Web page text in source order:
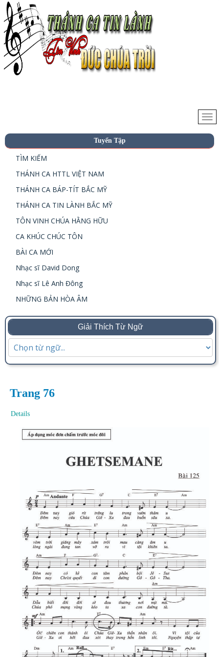
Tuyển Tập
TÌM KIẾM
THÁNH CA HTTL VIỆT NAM
THÁNH CA BÁP-TÍT BẮC MỸ
THÁNH CA TIN LÀNH BẮC MỸ
TÔN VINH CHÚA HẰNG HỮU
CA KHÚC CHÚC TÔN
BÀI CA MỚI
Nhạc sĩ David Dong
Nhạc sĩ Lê Anh Đông
NHỮNG BẢN HÒA ÂM
Giải Thích Từ Ngữ
Trang 76
Details